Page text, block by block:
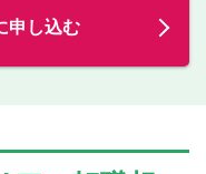
申し込む